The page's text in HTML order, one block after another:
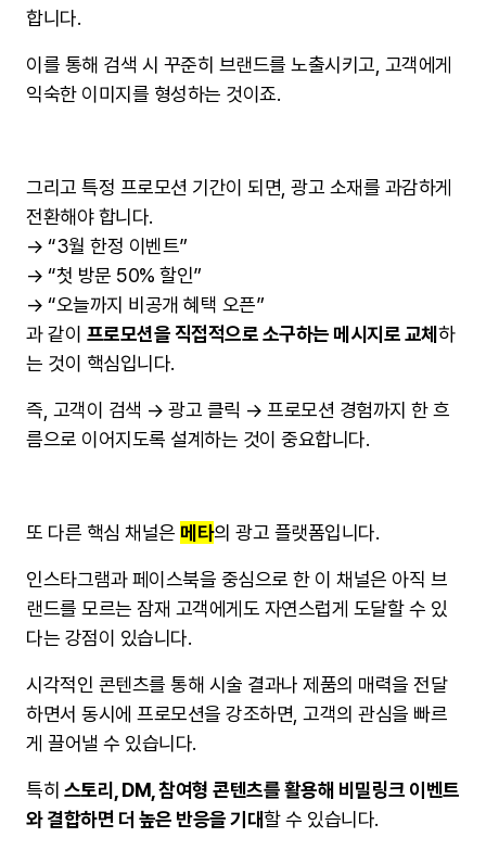
합니다.
이를 통해 검색 시 꾸준히 브랜드를 노출시키고, 고객에게
익숙한 이미지를 형성하는 것이죠.
그리고 특정 프로모션 기간이 되면, 광고 소재를 과감하게
전환해야 합니다.
→ “3월 한정 이벤트”
→ “첫 방문 50% 할인”
→ “오늘까지 비공개 혜택 오픈”
과 같이 프로모션을 직접적으로 소구하는 메시지로 교체하
는 것이 핵심입니다.
즉, 고객이 검색 → 광고 클릭 → 프로모션 경험까지 한 흐
름으로 이어지도록 설계하는 것이 중요합니다.
또 다른 핵심 채널은 메타의 광고 플랫폼입니다.
인스타그램과 페이스북을 중심으로 한 이 채널은 아직 브
랜드를 모르는 잠재 고객에게도 자연스럽게 도달할 수 있
다는 강점이 있습니다.
시각적인 콘텐츠를 통해 시술 결과나 제품의 매력을 전달
하면서 동시에 프로모션을 강조하면, 고객의 관심을 빠르
게 끌어낼 수 있습니다.
특히 스토리, DM, 참여형 콘텐츠를 활용해 비밀링크 이벤트
와 결합하면 더 높은 반응을 기대할 수 있습니다.